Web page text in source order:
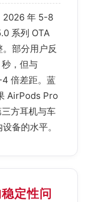
2026 年 5-8
系列 OTA
部分用户反
，但与
倍差距。蓝
AirPods Pro
方耳机与车
备的水平。
定性问